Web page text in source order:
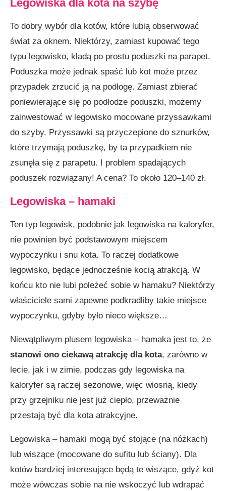
Legowiska dla kota na szybę
To dobry wybór dla kotów, które lubią obserwować
świat za oknem. Niektórzy, zamiast kupować tego
typu legowisko, kładą po prostu poduszki na parapet.
Poduszka może jednak spaść lub kot może przez
przypadek zrzucić ją na podłogę. Zamiast zbierać
poniewierające się po podłodze poduszki, możemy
zainwestować w legowisko mocowane przyssawkami
do szyby. Przyssawki są przyczepione do sznurków,
które trzymają poduszkę, by ta przypadkiem nie
zsunęła się z parapetu. I problem spadających
poduszek rozwiązany! A cena? To około 120–140 zł.
Legowiska – hamaki
Ten typ legowisk, podobnie jak legowiska na kaloryfer,
nie powinien być podstawowym miejscem
wypoczynku i snu kota. To raczej dodatkowe
legowisko, będące jednocześnie kocią atrakcją. W
końcu kto nie lubi poleżeć sobie w hamaku? Niektórzy
właściciele sami zapewne podkradliby takie miejsce
wypoczynku, gdyby było nieco większe…
Niewątpliwym plusem legowiska – hamaka jest to, że
stanowi ono ciekawą atrakcję dla kota, zarówno w
lecie, jak i w zimie, podczas gdy legowiska na
kaloryfer są raczej sezonowe, więc wiosną, kiedy
przy grzejniku nie jest już ciepło, przeważnie
przestają być dla kota atrakcyjne.
Legowiska – hamaki mogą być stojące (na nóżkach)
lub wiszące (mocowane do sufitu lub ściany). Dla
kotów bardziej interesujące będą te wiszące, gdyż kot
może wówczas sobie na nie wskoczyć lub wdrapać